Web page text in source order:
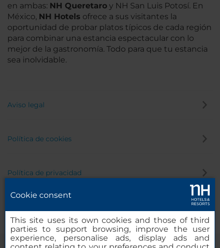
en ambas: NH Queretaro y NH San Luis Potosí. En
México, NH Hotels ofrece a sus visitantes la
oportunidad de probar platos típicos de cada región
para combinar una estancia espectacular con lo
mejor de la gastronomía. Todo para que tu estancia
sea inolvidable.
Aviso legal
Política de cookies
Política de privacidad
Cookie consent
This site uses its own cookies and those of third
parties to support browsing, improve the user
experience, personalise ads, display ads and